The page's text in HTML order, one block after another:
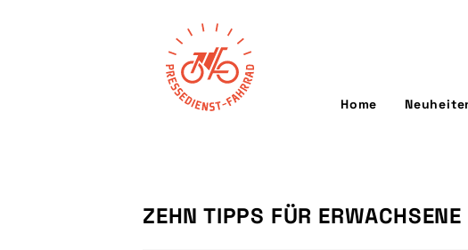
Home
ZEHN TIPPS FÜR